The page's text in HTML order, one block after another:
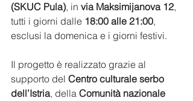
(SKUC Pula), in via Maksimijanova 12,
tutti i giorni dalle 18:00 alle 21:00,
esclusi la domenica e i giorni festivi.
Il progetto è realizzato grazie al
supporto del Centro culturale serbo
dell’Istria, della Comunità nazionale